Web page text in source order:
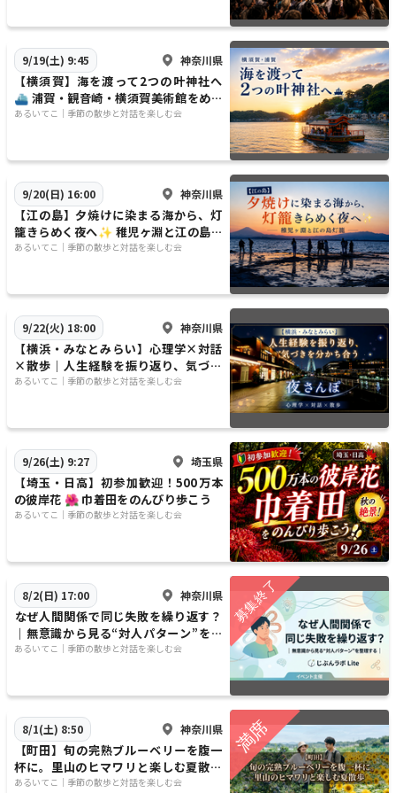
9/19(土) 9:45 神奈川県
【横須賀】海を渡って2つの叶神社へ
⛴️ 浦賀・観音崎・横須賀美術館をめぐ
る一日旅
​​あるいてこ｜季節の散歩と対話を楽しむ会
9/20(日) 16:00 神奈川県
【江の島】夕焼けに染まる海から、灯
籠きらめく夜へ✨ 稚児ヶ淵と江の島灯
籠
​​あるいてこ｜季節の散歩と対話を楽しむ会
9/22(火) 18:00 神奈川県
【横浜・みなとみらい】心理学×対話
×散歩｜人生経験を振り返り、気づき
を分かち合う夜さんぽ
​​あるいてこ｜季節の散歩と対話を楽しむ会
9/26(土) 9:27 埼玉県
【埼玉・日高】初参加歓迎！500万本
の彼岸花 🌺 巾着田をのんびり歩こう
​​あるいてこ｜季節の散歩と対話を楽しむ会
8/2(日) 17:00 神奈川県
​なぜ人間関係で同じ失敗を繰り返す？
｜無意識から見る“対人パターン”を整
理する｜じぶんラボ Lite
​​あるいてこ｜季節の散歩と対話を楽しむ会
8/1(土) 8:50 神奈川県
​【町田】旬の完熟ブルーベリーを腹一
杯に。里山のヒマワリと楽しむ夏散歩
🌻 🫐
​​あるいてこ｜季節の散歩と対話を楽しむ会